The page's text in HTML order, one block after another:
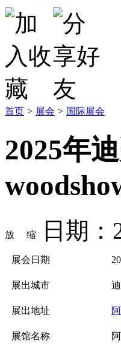
首页 > 展会 > 国际展会
2025年
日期
展会日期
展出城市
展出地址
展馆名称